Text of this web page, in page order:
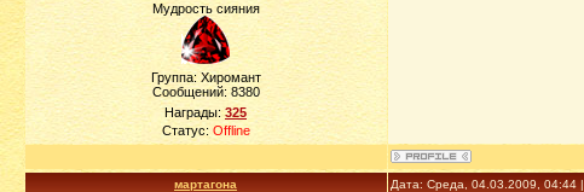
Мудрость сияния
Группа: Хиромант
Сообщений: 8380
Награды:325
Статус: Offline
мартагона Дата: Среда, 04.03.2009, 04:44